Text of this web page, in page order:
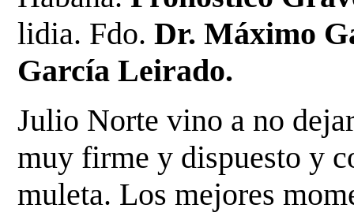
lidia. Fdo.Dr. Máximo
García Leirado.
Julio Norte vino a no
muy firme y dispuesto y
muleta. Los mejores